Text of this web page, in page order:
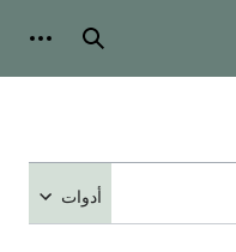
بحث
أدوات